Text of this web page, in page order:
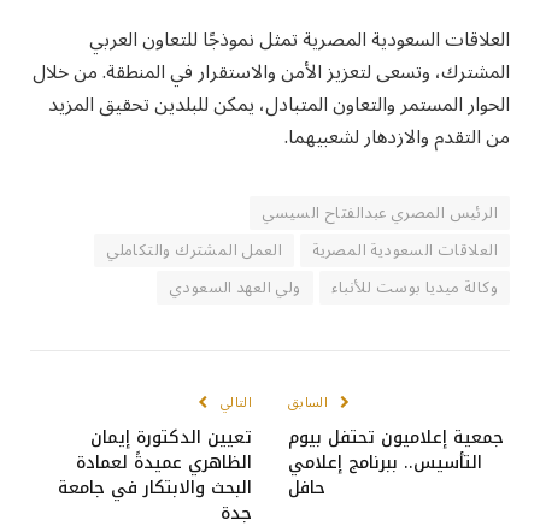
العلاقات السعودية المصرية تمثل نموذجًا للتعاون العربي
المشترك، وتسعى لتعزيز الأمن والاستقرار في المنطقة. من خلال
الحوار المستمر والتعاون المتبادل، يمكن للبلدين تحقيق المزيد
من التقدم والازدهار لشعبيهما.
الرئيس المصري عبدالفتاح السيسي
العلاقات السعودية المصرية
العمل المشترك والتكاملي
وكالة ميديا بوست للأنباء
ولي العهد السعودي
السابق
جمعية إعلاميون تحتفل بيوم
التأسيس.. ببرنامج إعلامي
حافل
التالي
تعيين الدكتورة إيمان
الظاهري عميدةً لعمادة
البحث والابتكار في جامعة
جدة